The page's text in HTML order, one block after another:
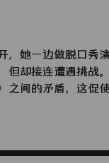
，她一边做脱口秀
但却接连遭遇挑战
之间的矛盾，这促